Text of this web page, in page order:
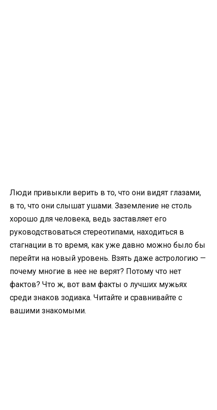
Люди привыкли верить в то, что они видят глазами,
в то, что они слышат ушами. Заземление не столь
хорошо для человека, ведь заставляет его
руководствоваться стереотипами, находиться в
стагнации в то время, как уже давно можно было бы
перейти на новый уровень. Взять даже астрологию —
почему многие в нее не верят? Потому что нет
фактов? Что ж, вот вам факты о лучших мужьях
среди знаков зодиака. Читайте и сравнивайте с
вашими знакомыми.